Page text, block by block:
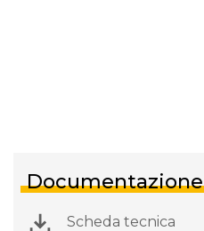
Documentazione
Scheda tecnica